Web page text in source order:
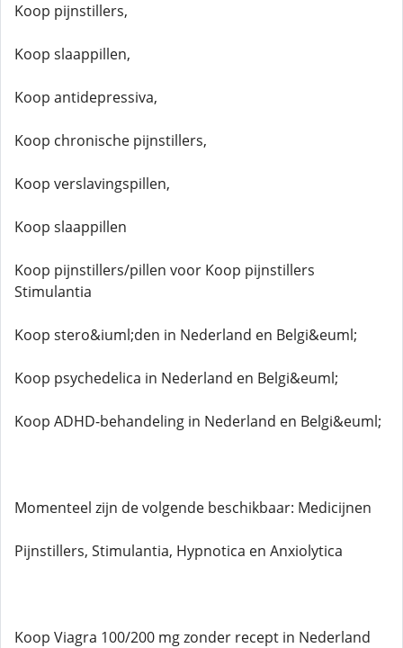
Koop pijnstillers,
Koop slaappillen,
Koop antidepressiva,
Koop chronische pijnstillers,
Koop verslavingspillen,
Koop slaappillen
Koop pijnstillers/pillen voor Koop pijnstillers
Stimulantia
Koop stero&iuml;den in Nederland en Belgi&euml;
Koop psychedelica in Nederland en Belgi&euml;
Koop ADHD-behandeling in Nederland en Belgi&euml;
Momenteel zijn de volgende beschikbaar: Medicijnen
Pijnstillers, Stimulantia, Hypnotica en Anxiolytica
Koop Viagra 100/200 mg zonder recept in Nederland